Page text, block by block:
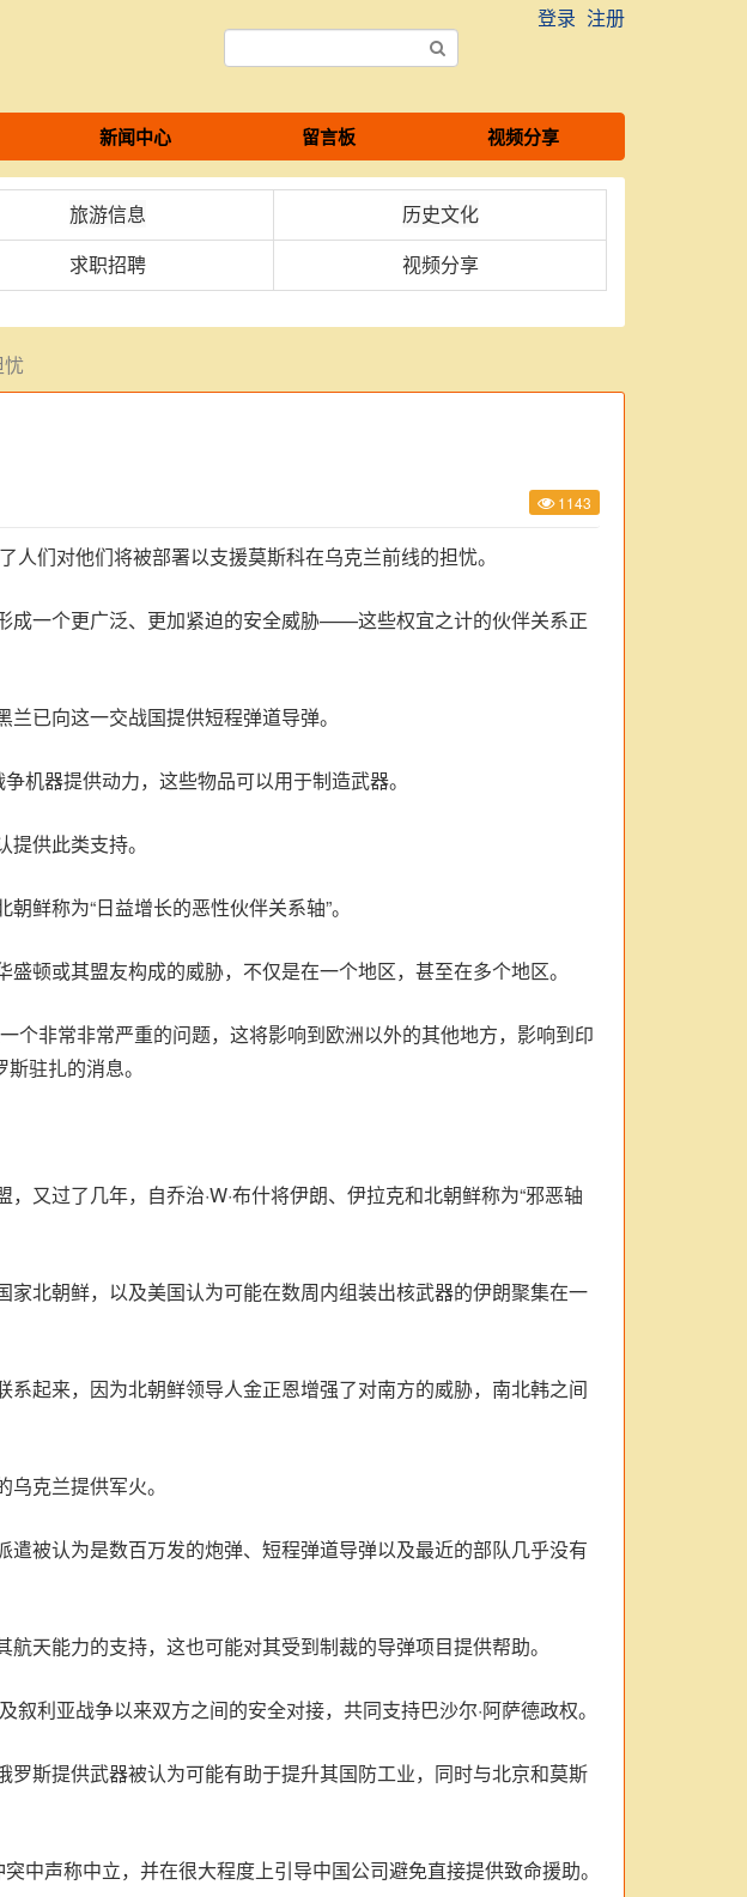
登录 注册
新闻中心 留言板 视频分享
旅游信息 历史文化
求职招聘 视频分享
1143
们对他们将被部署以支援莫斯科在乌克兰前线的担忧。
成一个更广泛、更加紧迫的安全威胁——这些权宜之计的伙伴关系正
已向这一交战国提供短程弹道导弹。
机器提供动力，这些物品可以用于制造武器。
供此类支持。
鲜称为“日益增长的恶性伙伴关系轴”。
顿或其盟友构成的威胁，不仅是在一个地区，甚至在多个地区。
个非常非常严重的问题，这将影响到欧洲以外的其他地方，影响到印
驻扎的消息。
又过了几年，自乔治·W·布什将伊朗、伊拉克和北朝鲜称为“邪恶轴
北朝鲜，以及美国认为可能在数周内组装出核武器的伊朗聚集在一
起来，因为北朝鲜领导人金正恩增强了对南方的威胁，南北韩之间
克兰提供军火。
被认为是数百万发的炮弹、短程弹道导弹以及最近的部队几乎没有
天能力的支持，这也可能对其受到制裁的导弹项目提供帮助。
利亚战争以来双方之间的安全对接，共同支持巴沙尔·阿萨德政权。
斯提供武器被认为可能有助于提升其国防工业，同时与北京和莫斯
中声称中立，并在很大程度上引导中国公司避免直接提供致命援助。